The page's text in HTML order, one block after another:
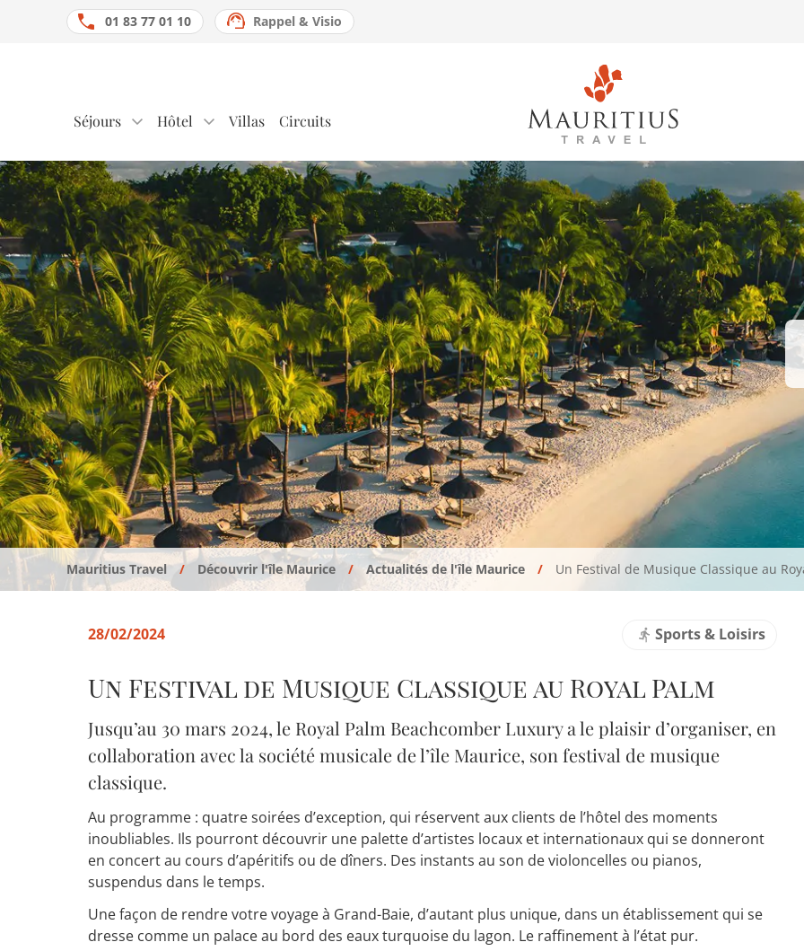
Séjours Hôtel Villas Circuits
01 83 77 01 10 Rappel & Visio
Mauritius Travel Découvrir l'île Maurice Actualités de l'île Maurice Un Festival de Musique Classique au
28/02/2024 Sports & Loisirs
Un Festival de Musique Classique au Royal Palm
Jusqu’au 30 mars 2024, le Royal Palm Beachcomber Luxury a le plaisir d’organiser, en
collaboration avec la société musicale de l’île Maurice, son festival de musique
classique.
Au programme : quatre soirées d’exception, qui réservent aux clients de l’hôtel des moments
inoubliables. Ils pourront découvrir une palette d’artistes locaux et internationaux qui se donneront
en concert au cours d’apéritifs ou de dîners. Des instants au son de violoncelles ou pianos,
suspendus dans le temps.
Une façon de rendre votre voyage à Grand-Baie, d’autant plus unique, dans un établissement qui se
dresse comme un palace au bord des eaux turquoise du lagon. Le raffinement à l’état pur.